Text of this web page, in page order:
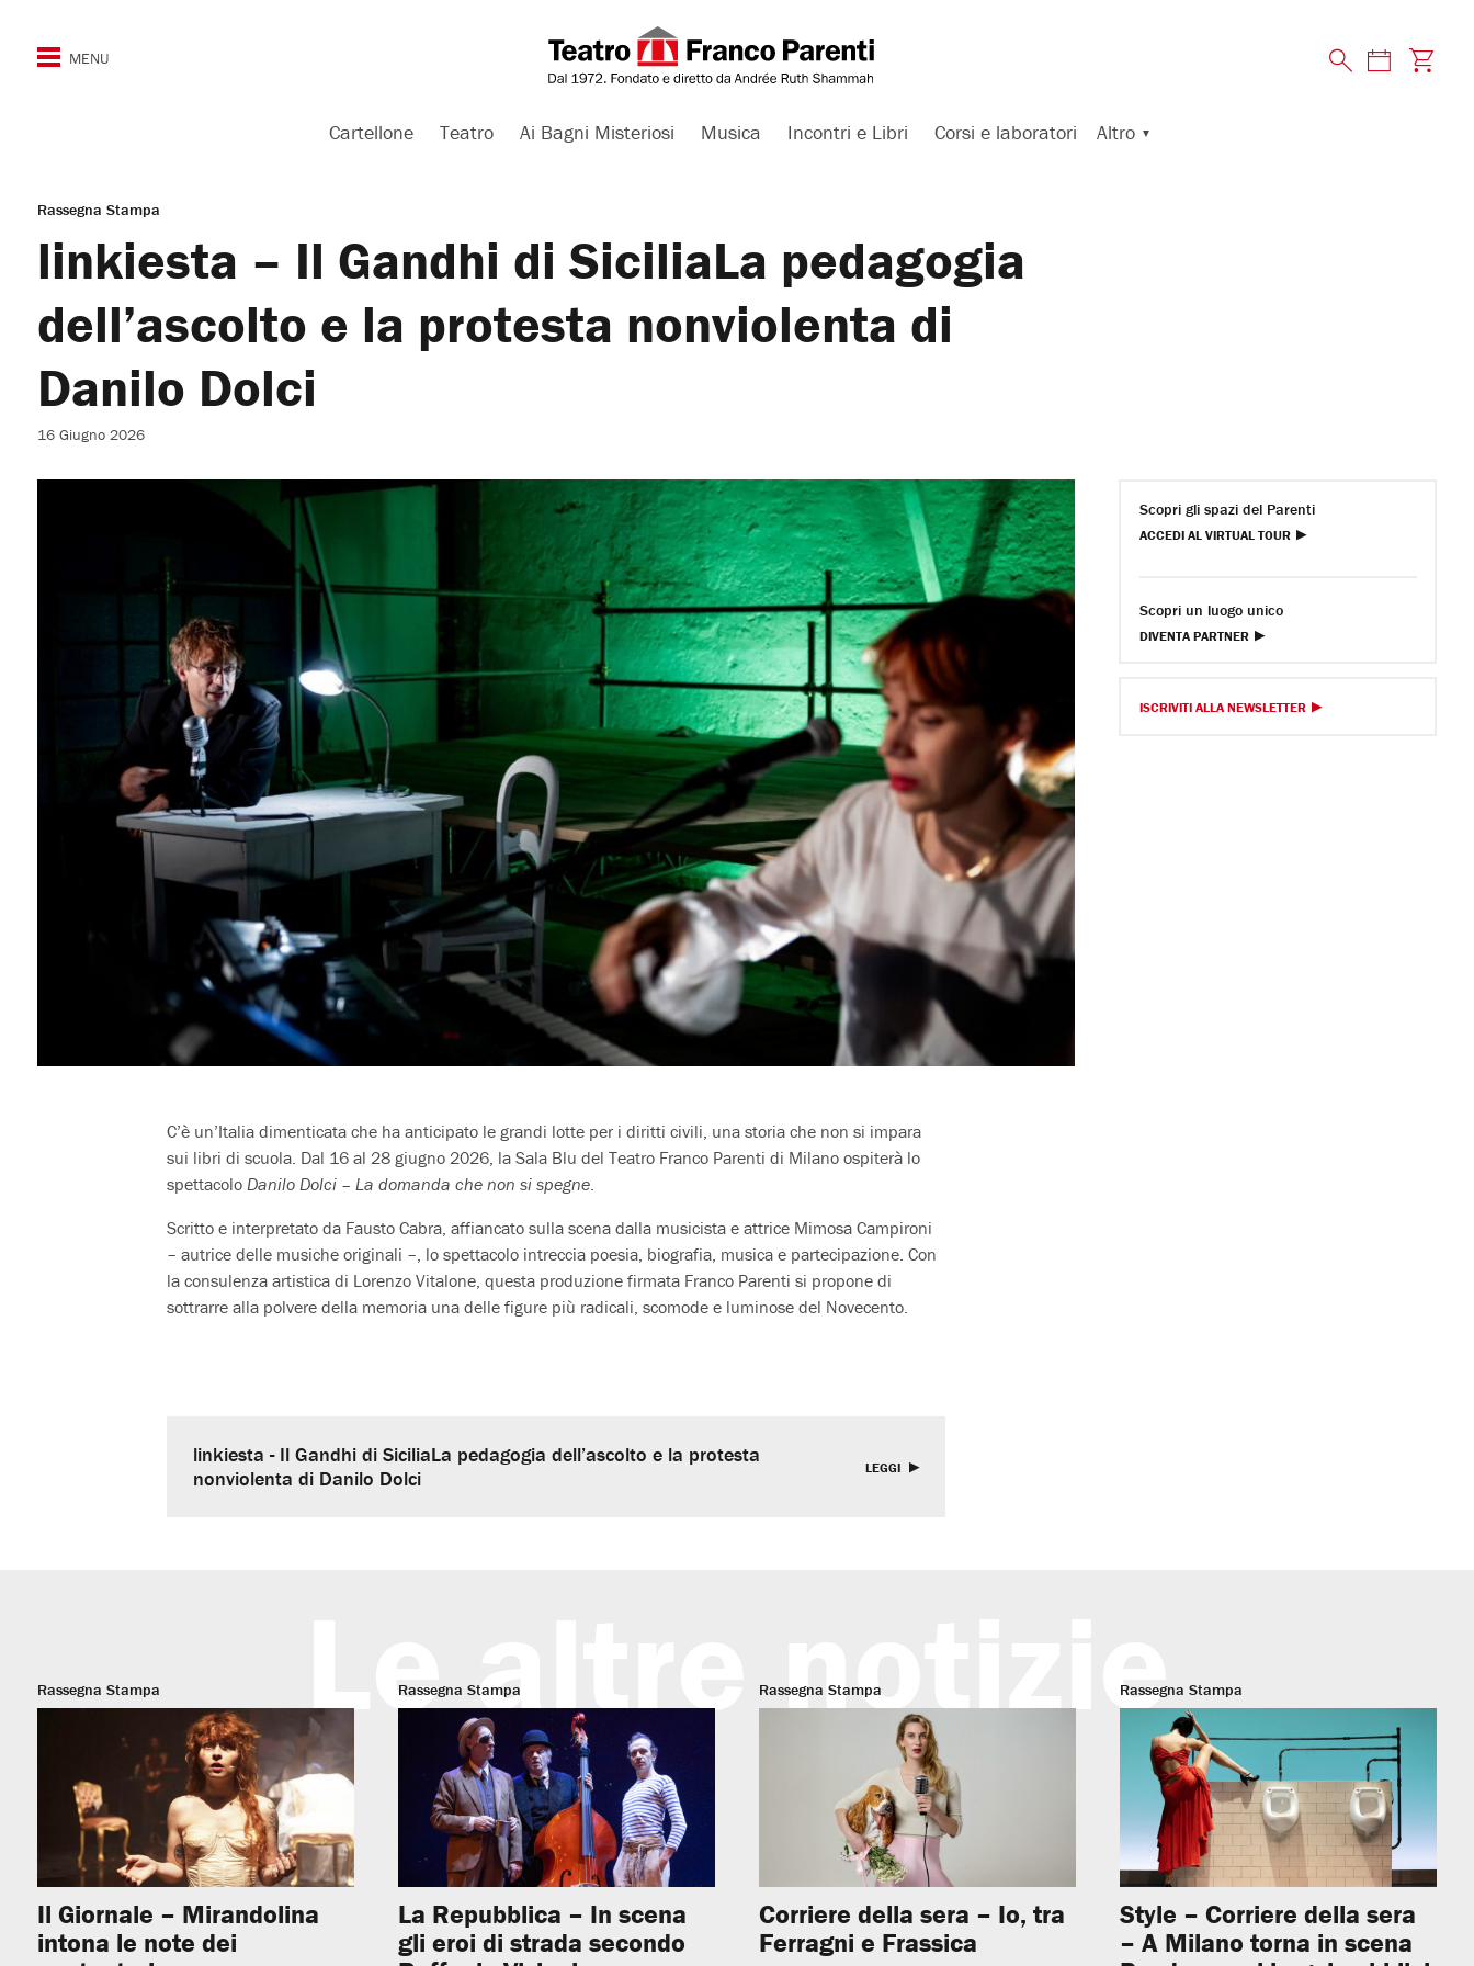
Cartellone Teatro Ai Bagni Misteriosi Musica Incontri e Libri Corsi e laboratori Altro
Rassegna Stampa
linkiesta – Il Gandhi di SiciliaLa pedagogia
dell’ascolto e la protesta nonviolenta di
Danilo Dolci
16 Giugno 2026
C’è un’Italia dimenticata che ha anticipato le grandi lotte per i diritti civili, una storia che non si impara
sui libri di scuola. Dal 16 al 28 giugno 2026, la Sala Blu del Teatro Franco Parenti di Milano ospiterà lo
spettacolo Danilo Dolci – La domanda che non si spegne
Scritto e interpretato da Fausto Cabra, affiancato sulla scena dalla musicista e attrice Mimosa Campironi
– autrice delle musiche originali –, lo spettacolo intreccia poesia, biografia, musica e partecipazione. Con
la consulenza artistica di Lorenzo Vitalone, questa produzione firmata Franco Parenti si propone di
sottrarre alla polvere della memoria una delle figure più radicali, scomode e luminose del Novecento.
linkiesta - Il Gandhi di SiciliaLa pedagogia dell’ascolto e la protesta
nonviolenta di Danilo Dolci
LEGGI
Scopri gli spazi del Parenti
ACCEDI AL VIRTUAL TOUR
Scopri un luogo unico
DIVENTA PARTNER
ISCRIVITI ALLA NEWSLETTER
Le altre notizie
Rassegna Stampa
Il Giornale – Mirandolina
intona le note dei
Rassegna Stampa
La Repubblica – In scena
gli eroi di strada secondo
Rassegna Stampa
Corriere della sera – Io, tra
Ferragni e Frassica
Rassegna Stampa
Style – Corriere della sera
– A Milano torna in scena